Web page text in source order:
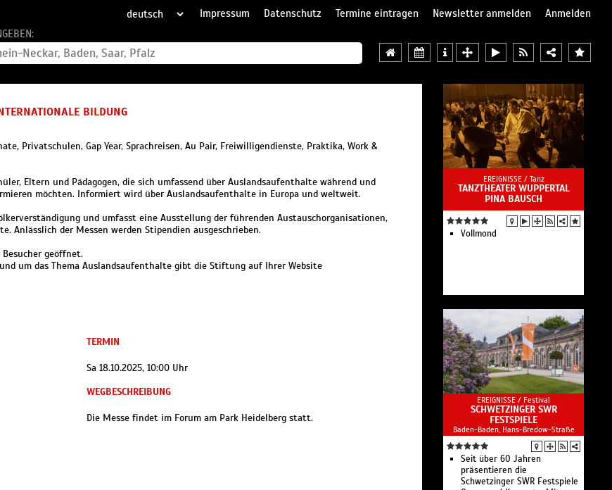
Impressum Datenschutz Termine eintragen Newsletter anmelden
Anmelden
BILDUNG
Privatschulen, Gap Year, Sprachreisen, Au Pair, Freiwilligendienste, Praktika, Work &
Eltern und Pädagogen, die sich umfassend über Auslandsaufenthalte während und
möchten. Informiert wird über Auslandsaufenthalte in Europa und weltweit.
und umfasst eine Ausstellung der führenden Austauschorganisationen,
der Messen werden Stipendien ausgeschrieben.
geöffnet.
um das Thema Auslandsaufenthalte gibt die Stiftung auf Ihrer Website
TERMIN
Sa 18.10.2025, 10:00 Uhr
WEGBESCHREIBUNG
Die Messe findet im Forum am Park Heidelberg statt.
EREIGNISSE / Tanz
TANZTHEATER WUPPERTAL
PINA BAUSCH
Vollmond
EREIGNISSE / Festival
SCHWETZINGER SWR
FESTSPIELE
Baden-Baden, Hans-Bredow-Straße
Seit über 60 Jahren
präsentieren die
Schwetzinger SWR Festspiele